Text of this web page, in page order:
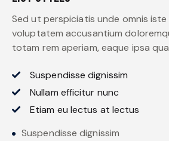
Sed ut perspiciatis unde omnis
voluptatem accusantium
totam rem aperiam, eaque ipsa
Suspendisse dignissim
Nullam efficitur nunc
Etiam eu lectus at lectus
Suspendisse dignissim